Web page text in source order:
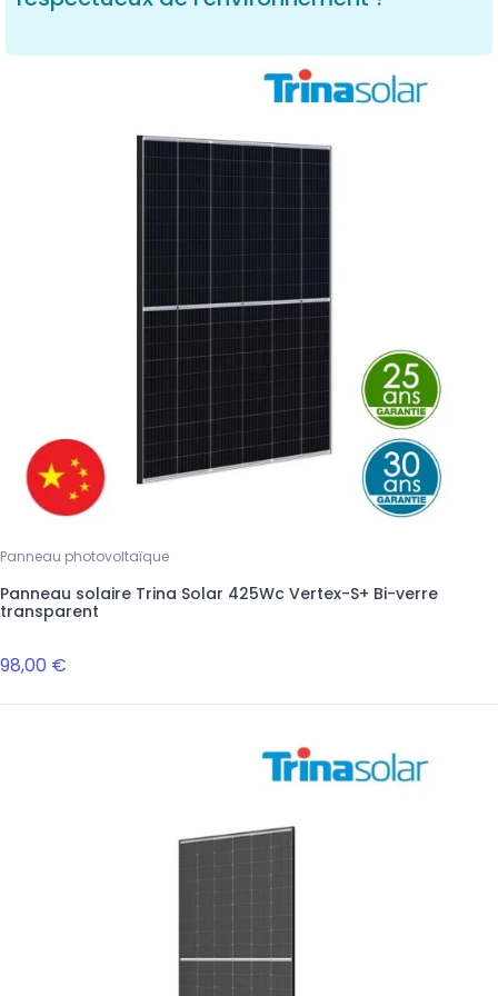
Oui, les panneaux solaires Trina Solar sont fabriqués
en tenant compte de l'impact environnemental. Ils
sont conçus pour être recyclables, réduisant ainsi
leur empreinte écologique en fin de vie.
Panneau photovoltaïque
Panneau solaire Trina Solar 425Wc Vertex-S+ Bi-verre
transparent
98,00 €